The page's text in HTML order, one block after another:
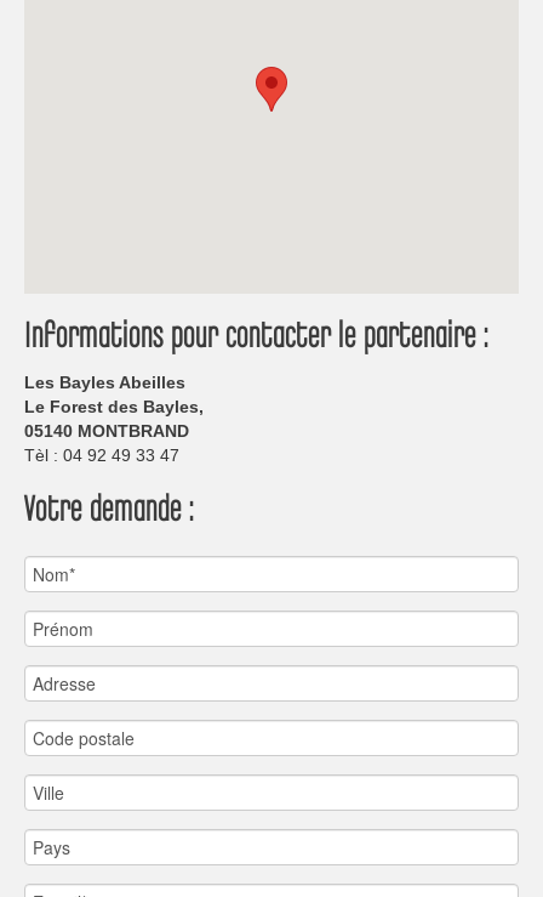
Informations pour contacter le partenaire :
Les Bayles Abeilles
Le Forest des Bayles,
05140 MONTBRAND
Tèl : 04 92 49 33 47
Votre demande :